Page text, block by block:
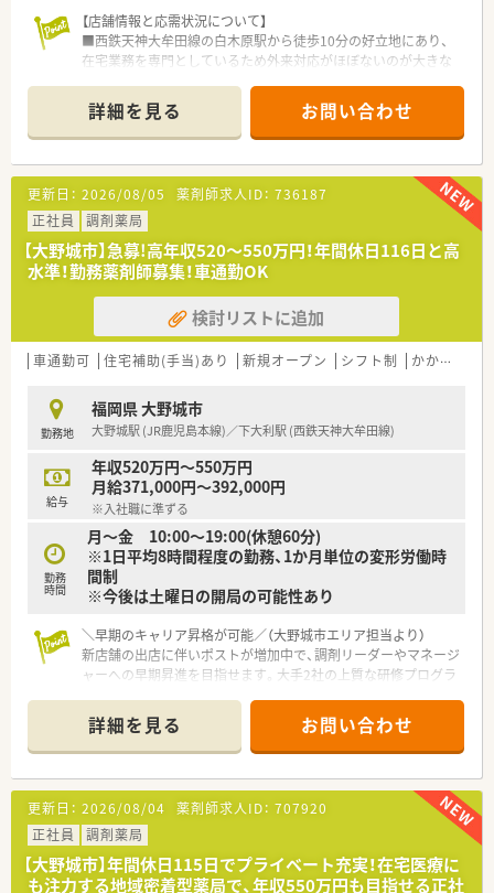
【店舗情報と応需状況について】
■西鉄天神大牟田線の白木原駅から徒歩10分の好立地にあり、
在宅業務を専門としているため外来対応がほぼないのが大きな
■処方箋は13施設・約400名分を応需しており、薬剤師は正社員2
名とパート3名、事務も8名在籍する非常に活気ある大型店舗で
す。
■施設調剤がメインの環境ですが、近隣の春日エリアを中心に平
均移動時間15分前後の範囲で計画的な訪問業務を行っておりま
す。
【法人特徴について】
■2021年に東証グロース市場へ上場を果たしており、福岡県内
を拠点に全国63店舗を展開する安定した経営基盤を持つ法人で
す。
■超高齢化社会において必須となる在宅医療に特化し、自社開発
の専用システムを導入することで現場の業務負荷軽減を実現し
ています。
ライン服薬指導や地域連携薬局の認定など最先端の医療を提供
します。
【職場環境と雰囲気】
■2階建ての建物の2階部分に店舗があり広々とした清潔感のあ
る空間で、周辺にはコンビニや飲食店も多く休憩時間も充実しま
す。
■管理薬剤師は30代から40代のベテランが務めており、10年以
上在籍するスタッフもいるため相談しやすい安定した職場環境
です。
■事務スタッフの人数も多く、ピッキングやセット業務などのサ
できます。
詳細を見る お問い合わせ
更新日： 2026/08/05 薬剤師求人ID： 736187
正社員
調剤薬局
【大野城市】急募!高年収520～550万円！年間休日116日と高
水準！勤務薬剤師募集！車通勤OK
検討リストに追加
車通勤可 住宅補助(手当)あり 新規オープン シフト制 かかりつけ薬剤師
勤務地
福岡県 大野城市
大野城駅 (JR鹿児島本線)／下大利駅 (西鉄天神大牟田線)
給与
年収520万円～550万円
月給371,000円～392,000円
※入社職に準ずる
勤務
時間
月～金 10:00～19:00(休憩60分)
※1日平均8時間程度の勤務、1か月単位の変形労働時
間制
※今後は土曜日の開局の可能性あり
＼早期のキャリア昇格が可能／（大野城市エリア担当より）
新店舗の出店に伴いポストが増加中で、調剤リーダーやマネージ
ャーへの早期昇進を目指せます。大手2社の上質な研修プログラ
【店舗情報と応需状況について】
■ JR鹿児島本線の大野城駅から徒歩7分ほどの利便性に優れた
立地に位置しており通勤が非常にスムーズです。
■ 応需科目は面対応となっており幅広い疾患や処方せんに触れ
ながら専門スキルをしっかりと磨ける環境です。
■ 複数名体制での勤務を基本としており調剤から服薬指導まで
落ち着いて業務に取り組むことができます。
詳細を見る お問い合わせ
更新日： 2026/08/04 薬剤師求人ID： 707920
正社員
調剤薬局
【大野城市】年間休日115日でプライベート充実！在宅医療に
も注力する地域密着型薬局で、年収550万円も目指せる正社